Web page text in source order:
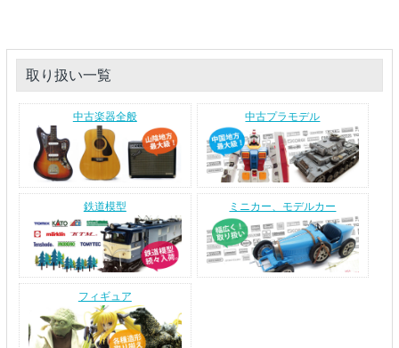
取り扱い一覧
中古楽器全般 中古プラモデル
鉄道模型 ミニカー、モデルカー
フィギュア